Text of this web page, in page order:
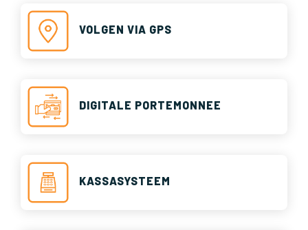
VOLGEN VIA GPS
DIGITALE PORTEMONNEE
KASSASYSTEEM